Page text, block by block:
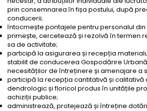
prin consemnarea în fișa postului, după
conducerii;
întocmește pontajele pentru personalul din
primește, cercetează și rezolvă în termen
sa de activitate;
participă la asigurarea și recepția
stabilit de conducerea Gospodărire Urbană
necesităților de întreținere și amenajare a
participă la recepția cantitativă și calitativă
dendrologic și floricol produs în unitățile
achiziții publice;
administrează, protejează și întreține